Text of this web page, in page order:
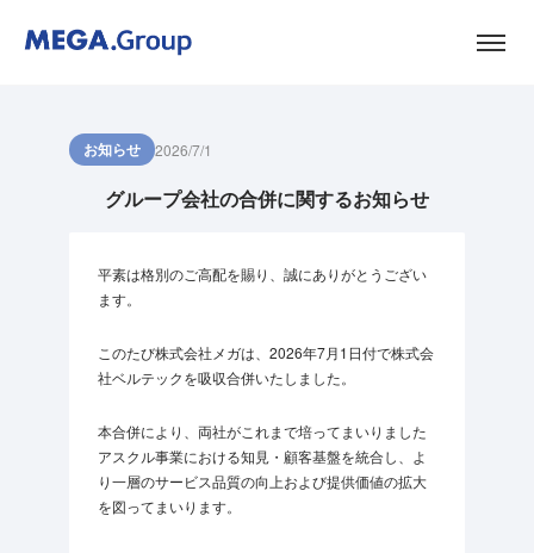
お知らせ 2026/7/1
グループ会社の合併に関するお知らせ
平素は格別のご高配を賜り、誠にありがとうござい
ます。
このたび株式会社メガは、2026年7月1日付で株式会
社ベルテックを吸収合併いたしました。
本合併により、両社がこれまで培ってまいりました
アスクル事業における知見・顧客基盤を統合し、よ
り一層のサービス品質の向上および提供価値の拡大
を図ってまいります。